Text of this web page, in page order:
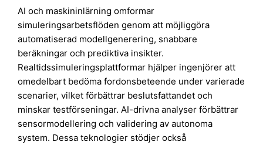
AI och maskininlärning omformar
simuleringsarbetsflöden genom att möjliggöra
automatiserad modellgenerering, snabbare
beräkningar och prediktiva insikter.
Realtidssimuleringsplattformar hjälper ingenjörer att
omedelbart bedöma fordonsbeteende under varierade
scenarier, vilket förbättrar beslutsfattandet och
minskar testförseningar. AI-drivna analyser förbättrar
sensormodellering och validering av autonoma
system. Dessa teknologier stödjer också